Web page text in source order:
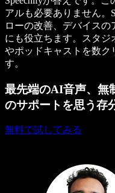
アルも必要ありません。
ローの改善、デバイス
にも役立ちます。スタジ
やポッドキャストを数ク
す。
最先端のAI音声、無
のサポートを思う存
無料で試してみる